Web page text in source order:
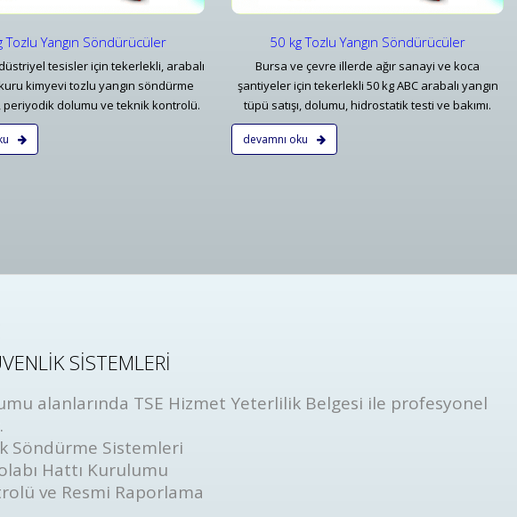
Tozlu Yangın Söndürücüler
tesisler için tekerlekli, arabalı
kimyevi tozlu yangın söndürme
periyodik dolumu ve teknik kontrolü.
50 kg Tozlu Yangın Söndürücüler
Bursa ve çevre illerde ağır sanayi ve koca
şantiyeler için tekerlekli 50 kg ABC arabalı yangın
tüpü satışı, dolumu, hidrostatik testi ve bakımı.
devamnı oku
SİSTEMLERİ
alanlarında TSE Hizmet Yeterlilik Belgesi ile profesyonel
Söndürme Sistemleri
Hattı Kurulumu
ve Resmi Raporlama